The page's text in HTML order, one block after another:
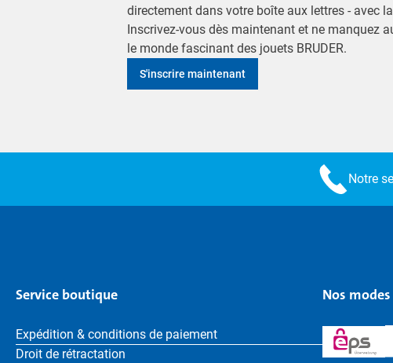
directement dans votre boîte aux lettres - avec
Inscrivez-vous dès maintenant et ne manquez
le monde fascinant des jouets BRUDER.
S'inscrire maintenant
Notre
Service boutique
Expédition & conditions de paiement
Droit de rétractation
Nos